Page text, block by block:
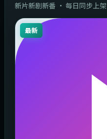
新片新剧新番 · 每日同步上架
最新